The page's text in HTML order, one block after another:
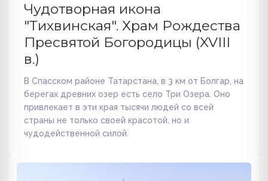
Чудотворная икона
"Тихвинская". Храм Рождества
Пресвятой Богородицы (XVIII
в.)
В Спасском районе Татарстана, в 3 км от Болгар, на
берегах древних озер есть село Три Озера. Оно
привлекает в эти края тысячи людей со всей
страны не только своей красотой, но и
чудодейственной силой.